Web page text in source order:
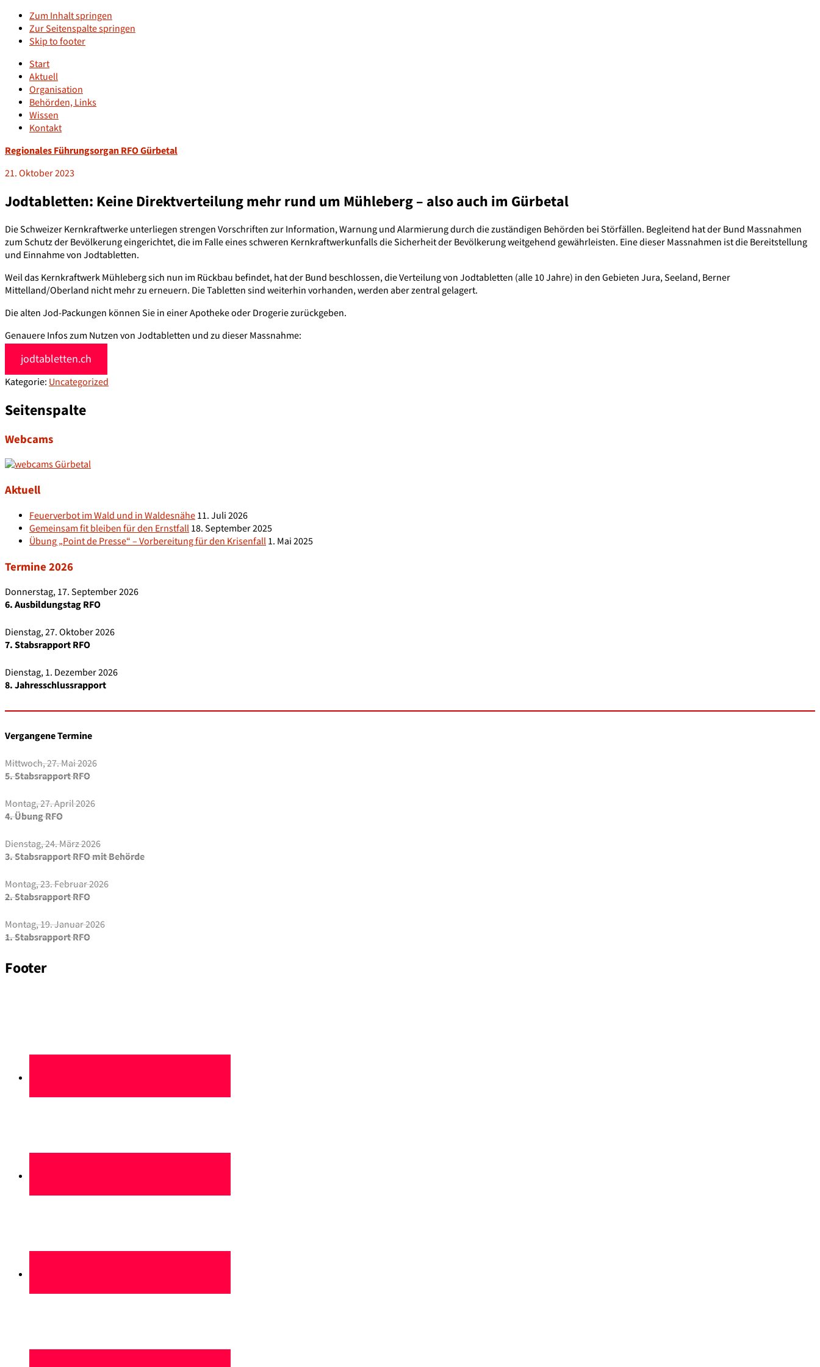
Zum Inhalt springen
Zur Seitenspalte springen
Skip to footer
Start
Aktuell
Organisation
Behörden, Links
Wissen
Kontakt
Regionales Führungsorgan RFO Gürbetal
21. Oktober 2023
Jodtabletten: Keine Direktverteilung mehr rund um Mühleberg – also auch im Gürbetal
Die Schweizer Kernkraftwerke unterliegen strengen Vorschriften zur Information, Warnung und Alarmierung durch die zuständigen Behörden bei Störfällen. Begleitend hat der Bund Massnahmen
zum Schutz der Bevölkerung eingerichtet, die im Falle eines schweren Kernkraftwerkunfalls die Sicherheit der Bevölkerung weitgehend gewährleisten. Eine dieser Massnahmen ist die Bereitstellung
und Einnahme von Jodtabletten.
Weil das Kernkraftwerk Mühleberg sich nun im Rückbau befindet, hat der Bund beschlossen, die Verteilung von Jodtabletten (alle 10 Jahre) in den Gebieten Jura, Seeland, Berner
Mittelland/Oberland nicht mehr zu erneuern. Die Tabletten sind weiterhin vorhanden, werden aber zentral gelagert.
Die alten Jod-Packungen können Sie in einer Apotheke oder Drogerie zurückgeben.
Genauere Infos zum Nutzen von Jodtabletten und zu dieser Massnahme:
jodtabletten.ch
Kategorie: Uncategorized
Seitenspalte
Webcams
Aktuell
Feuerverbot im Wald und in Waldesnähe11. Juli 2026
Gemeinsam fit bleiben für den Ernstfall18. September 2025
Übung „Point de Presse“ – Vorbereitung für den Krisenfall1. Mai 2025
Termine 2026
Donnerstag, 17. September 2026
6. Ausbildungstag RFO
Dienstag, 27. Oktober 2026
7. Stabsrapport RFO
Dienstag, 1. Dezember 2026
8. Jahresschlussrapport
Vergangene Termine
Mittwoch, 27. Mai 2026
5. Stabsrapport RFO
Montag, 27. April 2026
4. Übung RFO
Dienstag, 24. März 2026
3. Stabsrapport RFO mit Behörde
Montag, 23. Februar 2026
2. Stabsrapport RFO
Montag, 19. Januar 2026
1. Stabsrapport RFO
Footer